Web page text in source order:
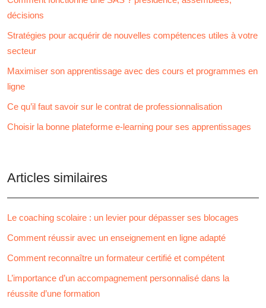
décisions
Stratégies pour acquérir de nouvelles compétences utiles à votre
secteur
Maximiser son apprentissage avec des cours et programmes en
ligne
Ce qu’il faut savoir sur le contrat de professionnalisation
Choisir la bonne plateforme e-learning pour ses apprentissages
Articles similaires
Le coaching scolaire : un levier pour dépasser ses blocages
Comment réussir avec un enseignement en ligne adapté
Comment reconnaître un formateur certifié et compétent
L’importance d’un accompagnement personnalisé dans la
réussite d’une formation